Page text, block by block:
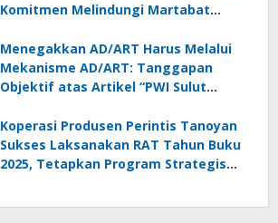
Komitmen Melindungi Martabat
Menegakkan AD/ART Harus Melalui
Mekanisme AD/ART: Tanggapan
Objektif atas Artikel “PWI Sulut
Melanggar Aturan”
Koperasi Produsen Perintis Tanoyan
Sukses Laksanakan RAT Tahun Buku
2025, Tetapkan Program Strategis